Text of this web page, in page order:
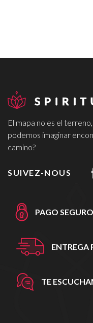
El mapa no es el
podemos imaginar
camino?
SUIVEZ-NOUS
PAGO SEGURO
ENTREGA
TE